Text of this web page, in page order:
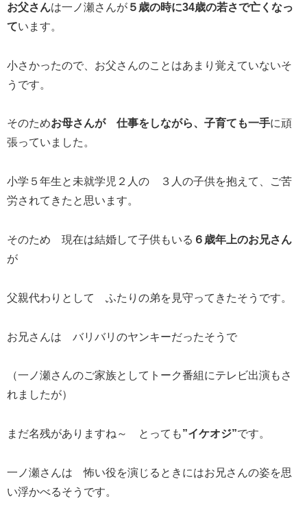
お父さんは一ノ瀬さんが ５歳の時に34歳の若さで亡くなっ
ています。
小さかったので、お父さんのことはあまり覚えていないそ
うです。
そのためお母さんが 仕事をしながら、子育ても一手に頑
張っていました。
小学５年生と未就学児２人の ３人の子供を抱えて、ご苦
労されてきたと思います。
そのため 現在は結婚して子供もいる ６歳年上のお兄さん
が
父親代わりとして ふたりの弟を見守ってきたそうです。
お兄さんは バリバリのヤンキーだったそうで
（一ノ瀬さんのご家族としてトーク番組にテレビ出演もさ
れましたが）
まだ名残がありますね～ とっても”イケオジ”です。
一ノ瀬さんは 怖い役を演じるときにはお兄さんの姿を思
い浮かべるそうです。